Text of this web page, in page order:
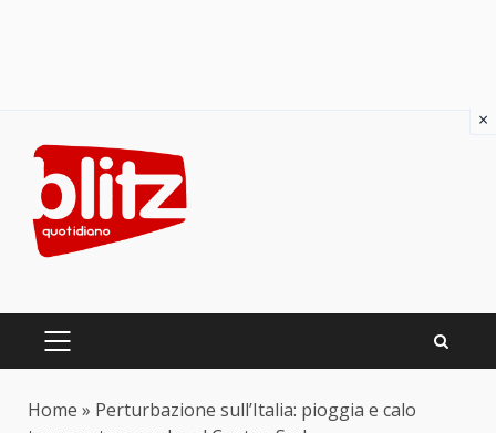
content
PRIMARY
Home » Perturbazione sull’Italia: pioggia e calo
×